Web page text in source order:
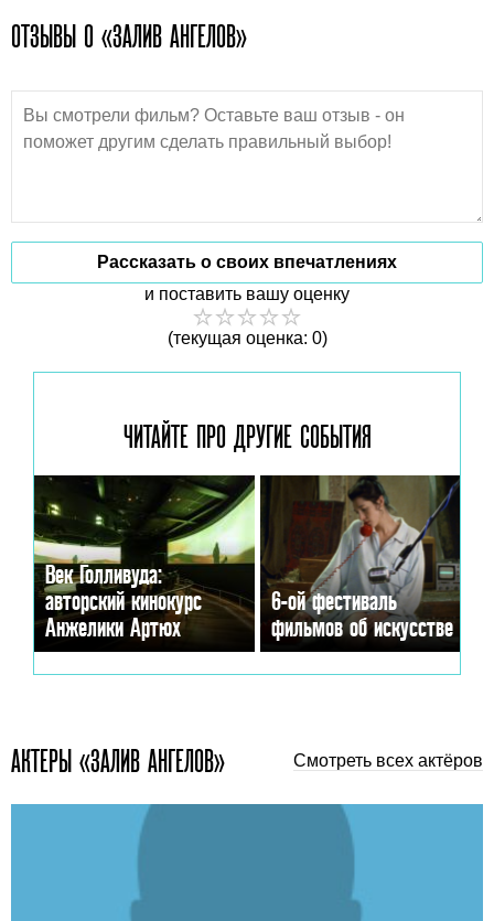
ОТЗЫВЫ О «ЗАЛИВ АНГЕЛОВ»
Рассказать о своих впечатлениях
и поставить вашу оценку
(текущая оценка: 0)
ЧИТАЙТЕ ПРО ДРУГИЕ СОБЫТИЯ
Век Голливуда:
авторский кинокурс
Анжелики Артюх
6-ой фестиваль
фильмов об искусстве
АКТЕРЫ «ЗАЛИВ АНГЕЛОВ» Смотреть всех актёров